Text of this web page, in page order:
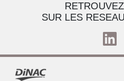
SUR LES